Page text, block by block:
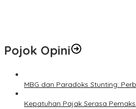
Pojok Opini
MBG dan Paradoks Stunting:
Kepatuhan Pajak Serasa